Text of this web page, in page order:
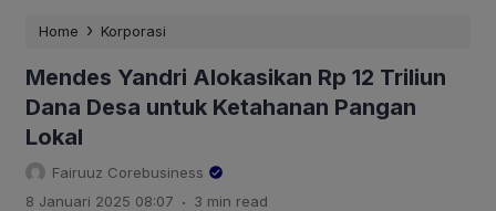
Home › Korporasi
Mendes Yandri Alokasikan Rp 12 Triliun
Dana Desa untuk Ketahanan Pangan
Lokal
Fairuuz Corebusiness
8 Januari 2025 08:07 . 3 min read